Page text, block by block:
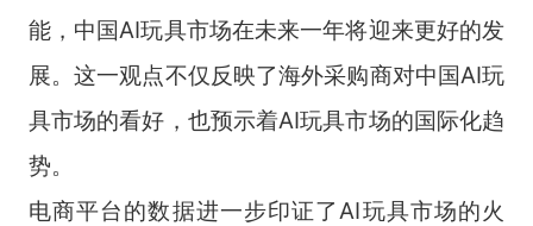
能，中国AI玩具市场在未来一年将迎来更好的发
展。这一观点不仅反映了海外采购商对中国AI玩
具市场的看好，也预示着AI玩具市场的国际化趋
势。
电商平台的数据进一步印证了AI玩具市场的火